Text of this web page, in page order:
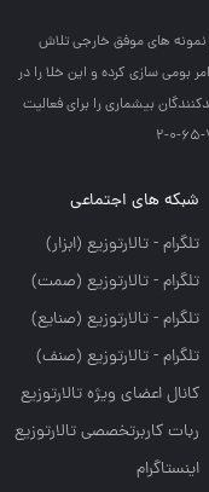
نمونه هاي موفق خارجي تلاش
بومي سازي كرده و اين خلا را در
بيشماري را براي فعاليت
شبکه های اجتماعی
تلگرام - تالارتوزيع (ابزار)
تلگرام - تالارتوزيع (صمت)
تلگرام - تالارتوزيع (صنايع)
تلگرام - تالارتوزیع (صنف)
کانال اعضای ویژه تالارتوزیع
ربات کاربرتخصصی تالارتوزیع
اینستاگرام